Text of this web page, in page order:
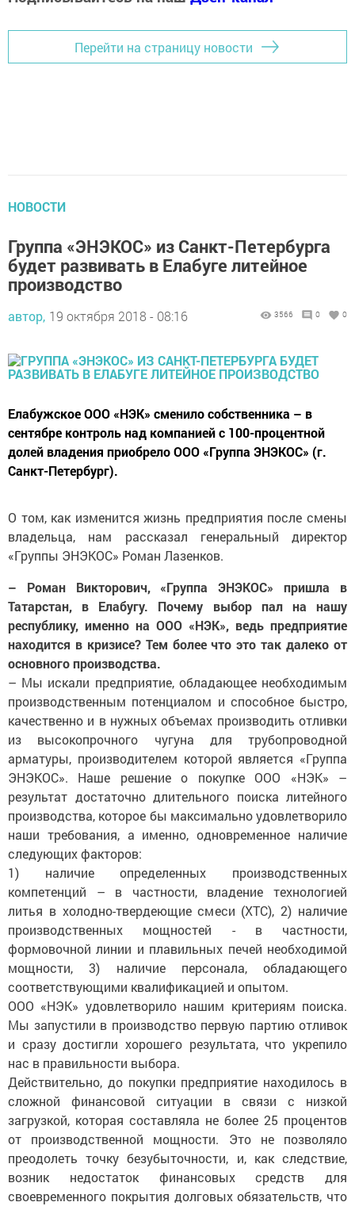
Перейти на страницу новости
НОВОСТИ
Группа «ЭНЭКОС» из Санкт-Петербурга
будет развивать в Елабуге литейное
производство
автор, 19 октября 2018 - 08:16 3566 0 0
Елабужское ООО «НЭК» сменило собственника – в
сентябре контроль над компанией с 100-процентной
долей владения приобрело ООО «Группа ЭНЭКОС» (г.
Санкт-Петербург).
О том, как изменится жизнь предприятия после смены
владельца, нам рассказал генеральный директор
«Группы ЭНЭКОС» Роман Лазенков.
– Роман Викторович, «Группа ЭНЭКОС» пришла в
Татарстан, в Елабугу. Почему выбор пал на нашу
республику, именно на ООО «НЭК», ведь предприятие
находится в кризисе? Тем более что это так далеко от
основного производства.
– Мы искали предприятие, обладающее необходимым
производственным потенциалом и способное быстро,
качественно и в нужных объемах производить отливки
из высокопрочного чугуна для трубопроводной
арматуры, производителем которой является «Группа
ЭНЭКОС». Наше решение о покупке ООО «НЭК» –
результат достаточно длительного поиска литейного
производства, которое бы максимально удовлетворило
наши требования, а именно, одновременное наличие
следующих факторов:
1) наличие определенных производственных
компетенций – в частности, владение технологией
литья в холодно-твердеющие смеси (ХТС), 2) наличие
производственных мощностей - в частности,
формовочной линии и плавильных печей необходимой
мощности, 3) наличие персонала, обладающего
соответствующими квалификацией и опытом.
ООО «НЭК» удовлетворило нашим критериям поиска.
Мы запустили в производство первую партию отливок
и сразу достигли хорошего результата, что укрепило
нас в правильности выбора.
Действительно, до покупки предприятие находилось в
сложной финансовой ситуации в связи с низкой
загрузкой, которая составляла не более 25 процентов
от производственной мощности. Это не позволяло
преодолеть точку безубыточности, и, как следствие,
возник недостаток финансовых средств для
своевременного покрытия долговых обязательств, что